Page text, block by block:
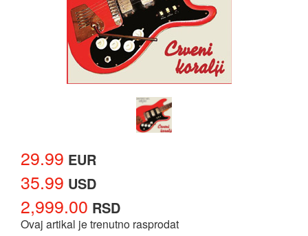
29.99 EUR
35.99 USD
2,999.00 RSD
Ovaj artikal je trenutno rasprodat